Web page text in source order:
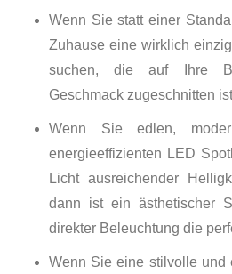
Wenn Sie statt einer
Zuhause eine wirklich
suchen, die auf Ihre
Geschmack zugeschnitten
Wenn Sie edlen,
energieeffizienten LED
Licht ausreichender
dann ist ein ästhetischer
direkter Beleuchtung die
Wenn Sie eine stilvolle und